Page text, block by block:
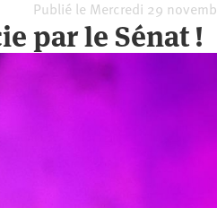
Arts
Publié le Mercredi 29
par le Sénat !